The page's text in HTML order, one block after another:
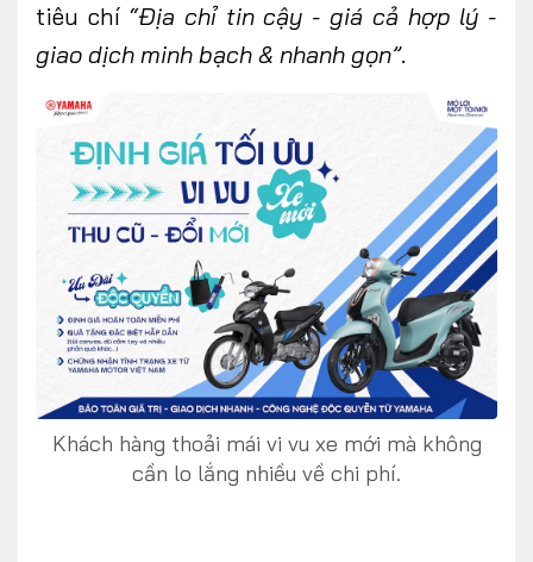
tiêu chí “Địa chỉ tin cậy - giá cả hợp lý -
giao dịch minh bạch & nhanh gọn”.
Khách hàng thoải mái vi vu xe mới mà không
cần lo lắng nhiều về chi phí.